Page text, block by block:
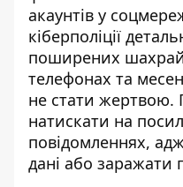
акаунтів у
кіберполіції
поширених
телефонах та
не стати жертвою.
натискати на
повідомленнях,
дані або заражати